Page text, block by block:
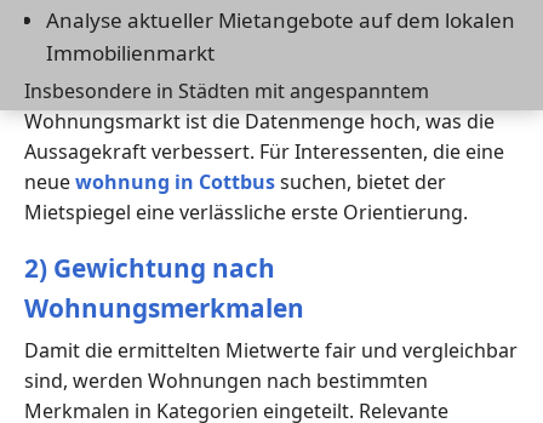
Analyse aktueller Mietangebote auf dem lokalen
Immobilienmarkt
Insbesondere in Städten mit angespanntem
Wohnungsmarkt ist die Datenmenge hoch, was die
Aussagekraft verbessert. Für Interessenten, die eine
neuewohnung in Cottbussuchen, bietet der
Mietspiegel eine verlässliche erste Orientierung.
2) Gewichtung nach
Wohnungsmerkmalen
Damit die ermittelten Mietwerte fair und vergleichbar
sind, werden Wohnungen nach bestimmten
Merkmalen in Kategorien eingeteilt. Relevante